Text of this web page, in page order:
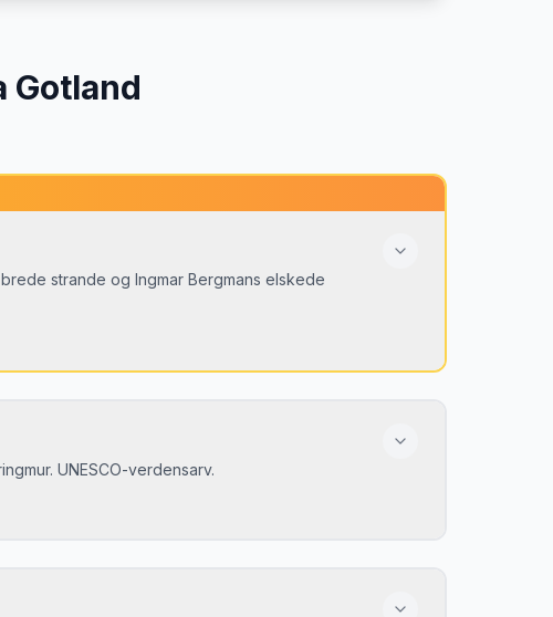
Gotland
strande og Ingmar Bergmans elskede
en anden planet.
UNESCO-verdensarv.